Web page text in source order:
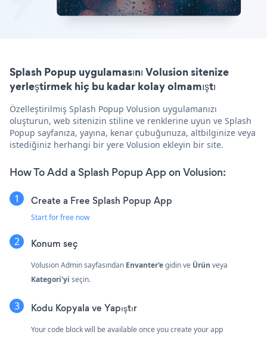
Splash Popup uygulamasını Volusion sitenize
yerleştirmek hiç bu kadar kolay olmamıştı
Özelleştirilmiş Splash Popup Volusion uygulamanızı
oluşturun, web sitenizin stiline ve renklerine uyun ve Splash
Popup sayfanıza, yayına, kenar çubuğunuza, altbilginize veya
istediğiniz herhangi bir yere Volusion ekleyin bir site.
How To Add a Splash Popup App on Volusion:
Create a Free Splash Popup App
Start for free now
Konum seç
Volusion Admin sayfasından Envanter'egidin ve Ürün veya
Kategori'yi seçin.
Kodu Kopyala ve Yapıştır
Your code block will be available once you create your app